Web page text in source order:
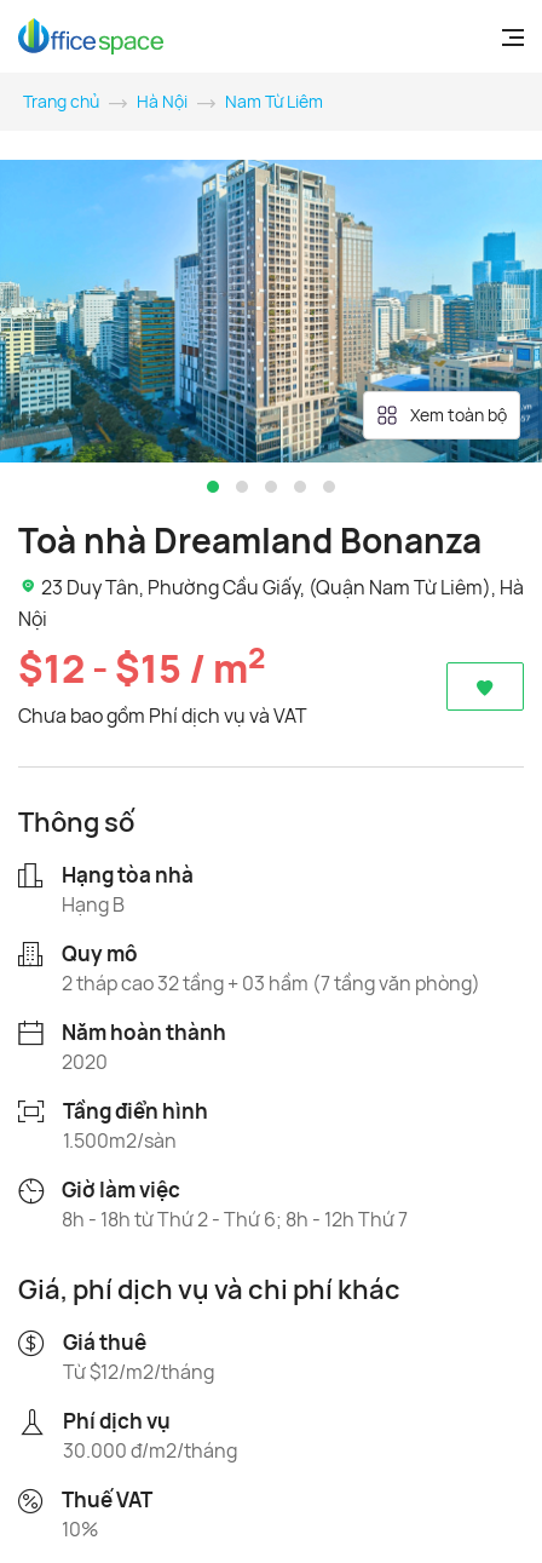
Trang chủ Hà Nội Nam Từ Liêm
Xem toàn bộ
Toà nhà Dreamland Bonanza
23 Duy Tân, Phường Cầu Giấy, (Quận Nam Từ Liêm), Hà
Nội
$12 - $15 / m2
Chưa bao gồm Phí dịch vụ và VAT
Thông số
Hạng tòa nhà
Hạng B
Quy mô
2 tháp cao 32 tầng + 03 hầm (7 tầng văn phòng)
Năm hoàn thành
2020
Tầng điển hình
1.500m2/sàn
Giờ làm việc
8h - 18h từ Thứ 2 - Thứ 6; 8h - 12h Thứ 7
Giá, phí dịch vụ và chi phí khác
Giá thuê
Từ $12/m2/tháng
Phí dịch vụ
30.000 đ/m2/tháng
Thuế VAT
10%